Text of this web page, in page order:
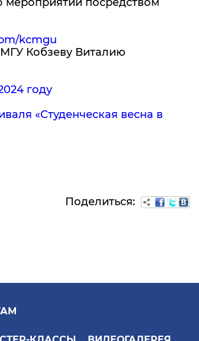
kcmgu
Кобзеву Виталию
году
«Студенческая весна в
Поделиться: